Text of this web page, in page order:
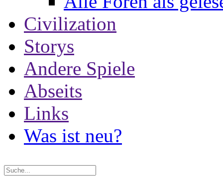
Civilization
Storys
Andere Spiele
Abseits
Links
Was ist neu?